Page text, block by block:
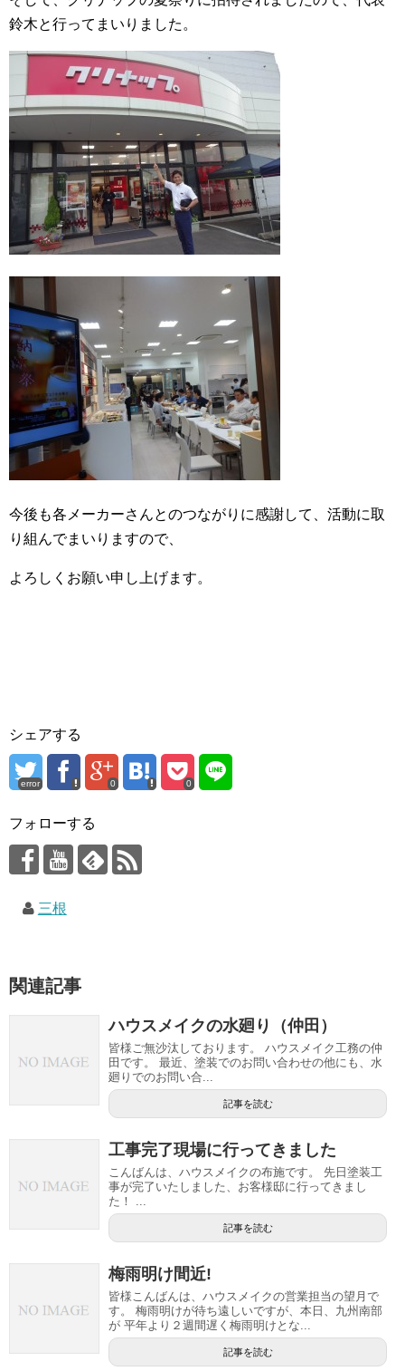
鈴木と行ってまいりました。
今後も各メーカーさんとのつながりに感謝して、活動に取
り組んでまいりますので、
よろしくお願い申し上げます。
シェアする
error 0 0
フォローする
三根
関連記事
ハウスメイクの水廻り（仲田）
皆様ご無沙汰しております。 ハウスメイク工務の仲
田です。 最近、塗装でのお問い合わせの他にも、水
廻りでのお問い合...
記事を読む
工事完了現場に行ってきました
こんばんは、ハウスメイクの布施です。 先日塗装工
事が完了いたしました、お客様邸に行ってきまし
た！ ...
記事を読む
梅雨明け間近!
皆様こんばんは、ハウスメイクの営業担当の望月で
す。 梅雨明けが待ち遠しいですが、本日、九州南部
が 平年より２週間遅く梅雨明けとな...
記事を読む